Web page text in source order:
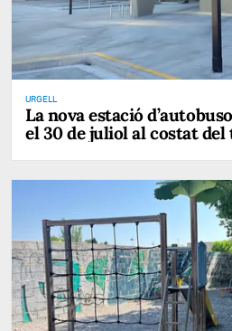
URGELL
La nova estació
el 30 de juliol al costat del